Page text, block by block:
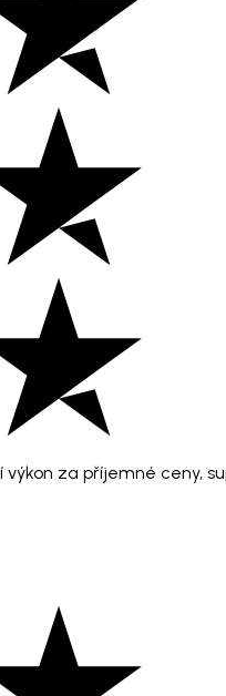
výkon za příjemné ceny,